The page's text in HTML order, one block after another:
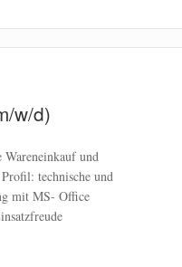
w/d)
und
technische und
mit MS- Office